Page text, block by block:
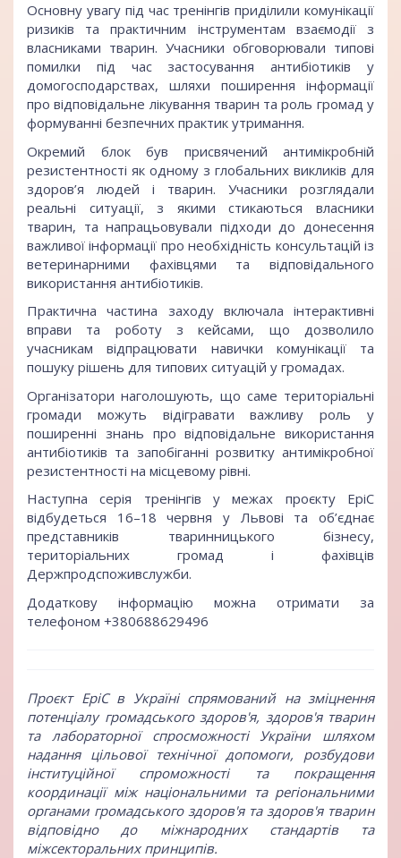
Основну увагу під час тренінгів приділили комунікації
ризиків та практичним інструментам взаємодії з
власниками тварин. Учасники обговорювали типові
помилки під час застосування антибіотиків у
домогосподарствах, шляхи поширення інформації
про відповідальне лікування тварин та роль громад у
формуванні безпечних практик утримання.
Окремий блок був присвячений антимікробній
резистентності як одному з глобальних викликів для
здоров’я людей і тварин. Учасники розглядали
реальні ситуації, з якими стикаються власники
тварин, та напрацьовували підходи до донесення
важливої інформації про необхідність консультацій із
ветеринарними фахівцями та відповідального
використання антибіотиків.
Практична частина заходу включала інтерактивні
вправи та роботу з кейсами, що дозволило
учасникам відпрацювати навички комунікації та
пошуку рішень для типових ситуацій у громадах.
Організатори наголошують, що саме територіальні
громади можуть відігравати важливу роль у
поширенні знань про відповідальне використання
антибіотиків та запобіганні розвитку антимікробної
резистентності на місцевому рівні.
Наступна серія тренінгів у межах проєкту EpiC
відбудеться 16–18 червня у Львові та об’єднає
представників тваринницького бізнесу,
територіальних громад і фахівців
Держпродспоживслужби.
Додаткову інформацію можна отримати за
телефоном +380688629496
Проєкт EpiC в Україні спрямований на зміцнення
потенціалу громадського здоров'я, здоров'я тварин
та лабораторної спросможності України шляхом
надання цільової технічної допомоги, розбудови
інституційної спроможності та покращення
координації між національними та регіональними
органами громадського здоров'я та здоров'я тварин
відповідно до міжнародних стандартів та
міжсекторальних принципів.